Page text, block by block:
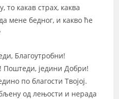
какав страх, каква
мене бедног, и какво ће
Благоутробни!
једини Добри!
по благости Твојој.
од лењости и нерада